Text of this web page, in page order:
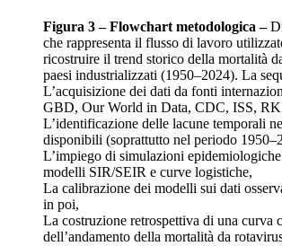
Figura 3 – Flowchart metodologica –
che rappresenta il flusso di lavoro
ricostruire il trend storico della mortalità
paesi industrializzati (1950–2024). La
L’acquisizione dei dati da fonti
GBD, Our World in Data, CDC, ISS,
L’identificazione delle lacune temporali
disponibili (soprattutto nel periodo
L’impiego di simulazioni epidemiologiche
modelli SIR/SEIR e curve logistiche,
La calibrazione dei modelli sui dati
in poi,
La costruzione retrospettiva di una curva
dell’andamento della mortalità da